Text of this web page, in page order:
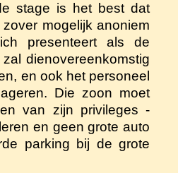
stage is het best dat
mogelijk anoniem
presenteert als de
dienovereenkomstig
en ook het personeel
Die zoon moet
van zijn privileges -
en geen grote auto
parking bij de grote